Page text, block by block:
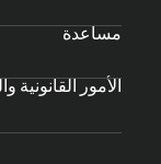
مساعدة
الأمور